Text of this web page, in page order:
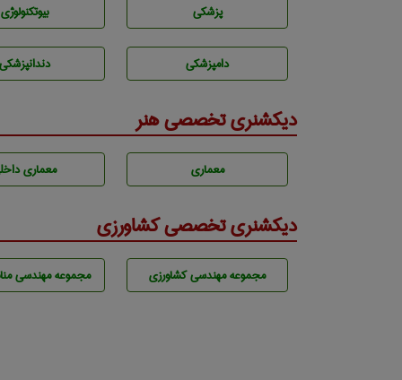
پزشكی بيوتكنولوژی
دامپزشكی دندانپزشكی
دیکشنری تخصصی هنر
معماری معماری
دیکشنری تخصصی کشاورزی
مجموعه مهندسی كشاورزی مجموعه مهندسی